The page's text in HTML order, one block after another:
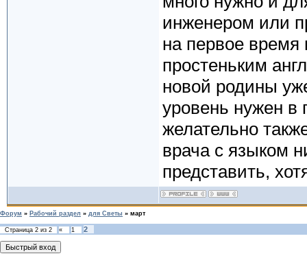
инженером или
на первое время
простеньким
новой родины
уровень нужен в
желательно
врача с языком
представить,
Форум » Рабочий раздел » для Светы » март
Страница 2 из 2 « 1 2